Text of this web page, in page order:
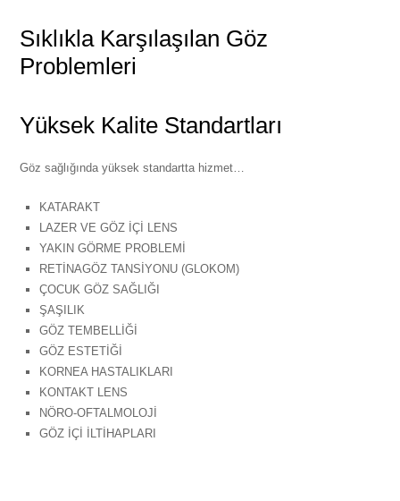
Sıklıkla Karşılaşılan Göz
Problemleri
Yüksek Kalite Standartları
Göz sağlığında yüksek standartta hizmet…
KATARAKT
LAZER VE GÖZ İÇİ LENS
YAKIN GÖRME PROBLEMİ
RETİNAGÖZ TANSİYONU (GLOKOM)
ÇOCUK GÖZ SAĞLIĞI
ŞAŞILIK
GÖZ TEMBELLİĞİ
GÖZ ESTETİĞİ
KORNEA HASTALIKLARI
KONTAKT LENS
NÖRO-OFTALMOLOJİ
GÖZ İÇİ İLTİHAPLARI